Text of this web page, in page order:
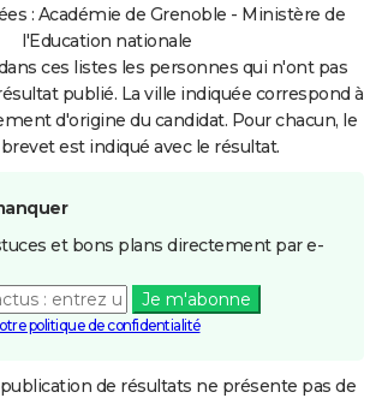
: Académie de Grenoble - Ministère de
l'Education nationale
ces listes les personnes qui n'ont pas
publié. La ville indiquée correspond à
d'origine du candidat. Pour chacun, le
est indiqué avec le résultat.
et bons plans directement par e-
Je m'abonne
politique de confidentialité
de résultats ne présente pas de